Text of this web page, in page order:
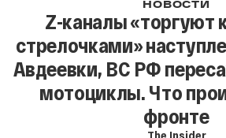
НОВОСТИ
Z-каналы «торгуют
стрелочками»
Авдеевки, ВС РФ
мотоциклы. Что
фронте
The Insider